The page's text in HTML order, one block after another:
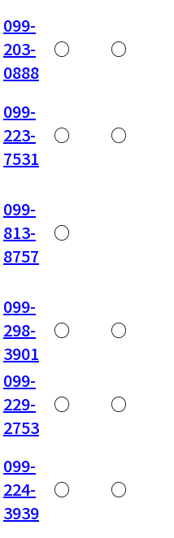
099-
203-
0888
○ ○
099-
223-
7531
○ ○
099-
813-
8757
○
099-
298-
3901
○ ○
099-
229-
2753
○ ○
099-
224-
3939
○ ○